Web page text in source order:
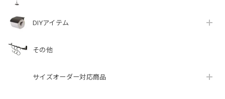
DIYアイテム
その他
サイズオーダー対応商品